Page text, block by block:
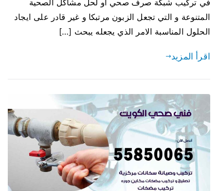
في تركيب شبكة صرف صحي او لحل مشاكل الصحية
المتنوعة و التي تجعل الزبون مرتبكا و غير قادر على ايجاد
الحلول المناسبة الامر الذي يجعله يبحث […]
اقرأ المزيد